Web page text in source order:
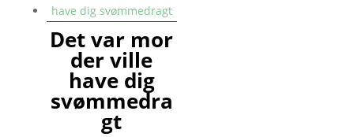
Det var mor
der ville
have dig
svømmedra
gt